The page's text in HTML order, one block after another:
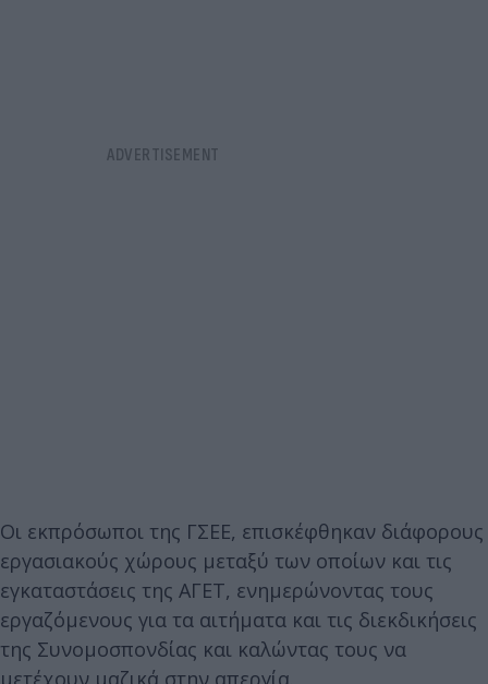
Οι εκπρόσωποι της ΓΣΕΕ, επισκέφθηκαν διάφορους
εργασιακούς χώρους μεταξύ των οποίων και τις
εγκαταστάσεις της ΑΓΕΤ, ενημερώνοντας τους
εργαζόμενους για τα αιτήματα και τις διεκδικήσεις
της Συνομοσπονδίας και καλώντας τους να
μετέχουν μαζικά στην απεργία.